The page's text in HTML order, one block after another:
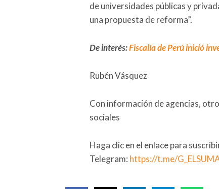
de universidades públicas y
una propuesta de reforma”.
De interés:Fiscalía de Perú inició
Rubén Vásquez
Con información de agencias,
sociales
Haga clic en el enlace para
Telegram: https://t.me/